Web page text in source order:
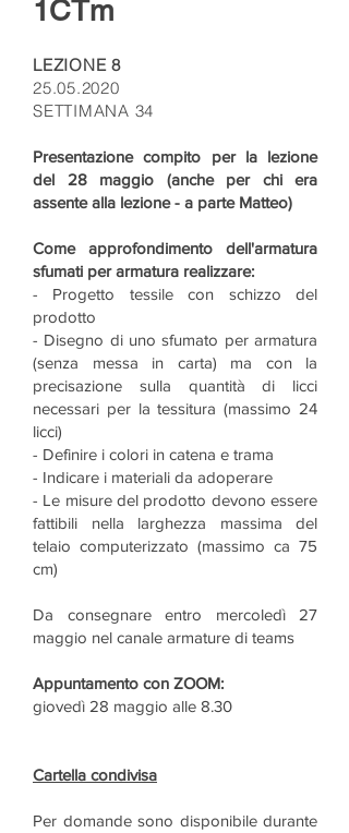
1CTm
LEZIONE 8
25.05.2020
SETTIMANA 34
Presentazione compito per la lezione
del 28 maggio (anche per chi era
assente alla lezione - a parte Matteo)
Come approfondimento dell'armatura
sfumati per armatura realizzare:
- Progetto tessile con schizzo del
prodotto
- Disegno di uno sfumato per armatura
(senza messa in carta) ma con la
precisazione sulla quantità di licci
necessari per la tessitura (massimo 24
licci)
- Definire i colori in catena e trama
- Indicare i materiali da adoperare
- Le misure del prodotto devono essere
fattibili nella larghezza massima del
telaio computerizzato (massimo ca 75
cm)
Da consegnare entro mercoledì 27
maggio nel canale armature di teams
Appuntamento con ZOOM:
giovedì 28 maggio alle 8.30
Cartella condivisa
Per domande sono disponibile durante